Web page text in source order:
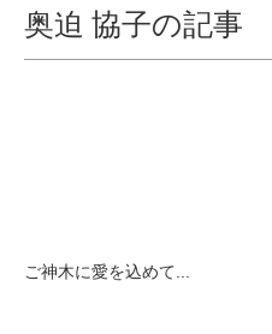
奥迫 協子の記事
ご神木に愛を込めて...